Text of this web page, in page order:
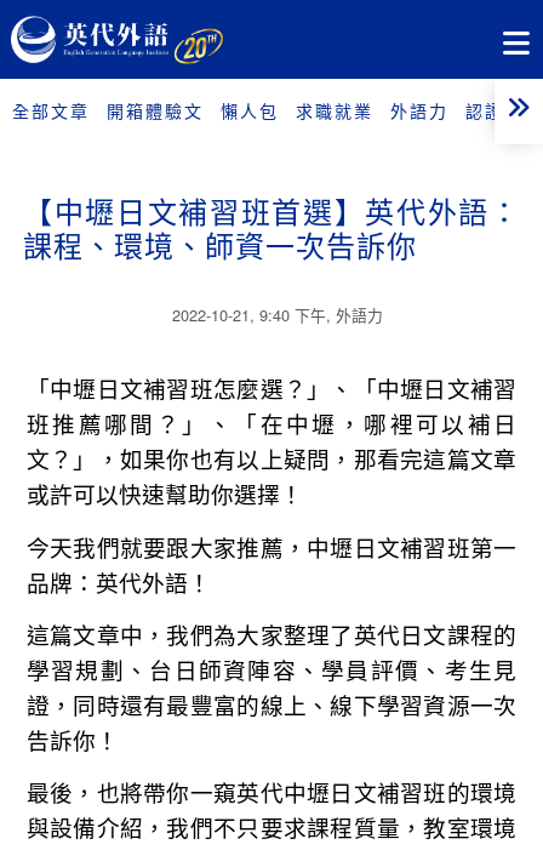
全部文章 開箱體驗文 懶人包 求職就業 外語力 認證考試
【中壢日文補習班首選】英代外語：
課程、環境、師資一次告訴你
2022-10-21, 9:40 下午, 外語力
「中壢日文補習班怎麼選？」、「中壢日文補習
班推薦哪間？」、「在中壢，哪裡可以補日
文？」，如果你也有以上疑問，那看完這篇文章
或許可以快速幫助你選擇！
今天我們就要跟大家推薦，中壢日文補習班第一
品牌：英代外語！
這篇文章中，我們為大家整理了英代日文課程的
學習規劃、台日師資陣容、學員評價、考生見
證，同時還有最豐富的線上、線下學習資源一次
告訴你！
最後，也將帶你一窺英代中壢日文補習班的環境
與設備介紹，我們不只要求課程質量，教室環境